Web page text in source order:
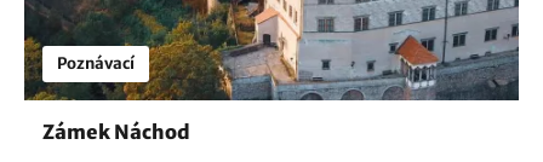
Poznávací
Zámek Náchod